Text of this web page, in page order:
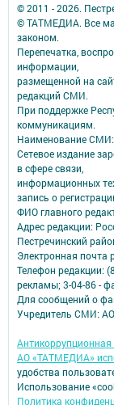
© 2011 - 2026.
© ТАТМЕДИА. Все
законом.
Перепечатка,
информации,
размещенной на
редакций СМИ.
При поддержке
коммуникациям.
Наименование СМИ:
Сетевое издание
в сфере связи,
информационных
запись о
ФИО главного
Адрес редакции:
Пестречинский
Электронная почта
Телефон редакции:
рекламы; 3-04-86 -
Для сообщений о
Учредитель СМИ:
Антикоррупционная
АО «ТАТМЕДИА»
удобства
Использование
Политика